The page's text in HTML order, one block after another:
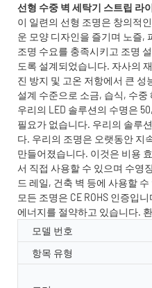
선형 수중 벽 세탁기 스트립 라
이 일련의 선형 조명은 창의적
운 모양 디자인을 즐기며 노즐,
조명 수요를 충족시키고 조명
도록 설계되었습니다. 자사의
진 방지 및 고온 저항에서 큰 성
설계 수준으로 소금, 습식, 수
우리의 LED 솔루션의 수명은
필요가 없습니다. 우리의 솔루
다. 우리의 조명은 오랫동안 지
만들어졌습니다. 이것은 비용
서 직접 사용할 수 있으며 수영
드 레일, 건축 벽 등에 사용할
모든 조명은 CE ROHS 인증입
에너지를 절약하고 있습니다.
모델 번호
항목 유형